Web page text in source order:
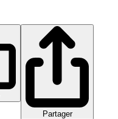
Partager